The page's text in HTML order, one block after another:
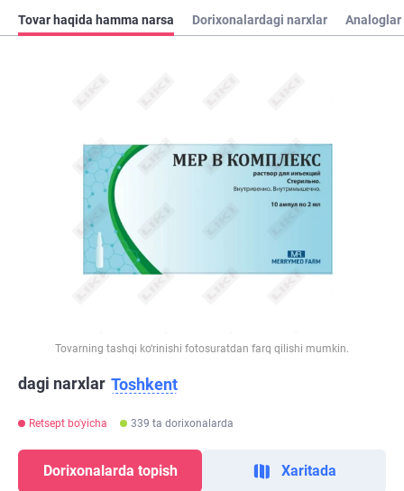
Tovar haqida hamma narsa Dorixonalardagi narxlar Analoglar
Tovarning tashqi ko‘rinishi fotosuratdan farq qilishi mumkin.
dagi narxlar Toshkent
Retsept bo'yicha 339 ta dorixonalarda
Dorixonalarda topish Xaritada